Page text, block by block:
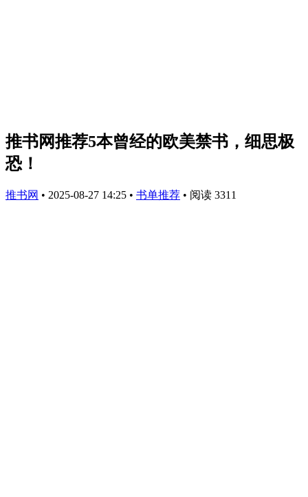
推书网推荐5本曾经的欧美禁书，细思极
恐！
推书网 • 2025-08-27 14:25 • 书单推荐 • 阅读 3311